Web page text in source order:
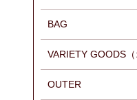
BAG
VARIETY GOODS（
OUTER